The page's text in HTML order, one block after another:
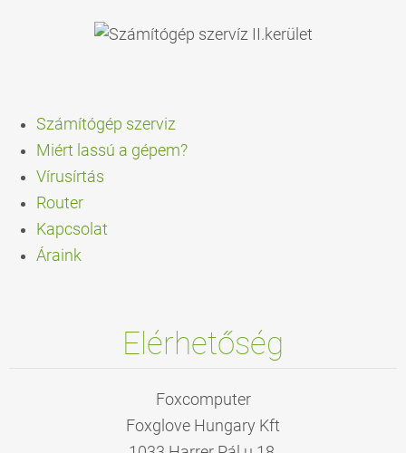
Számítógép szerviz
Miért lassú a gépem?
Vírusírtás
Router
Kapcsolat
Áraink
Elérhetőség
Foxcomputer
Foxglove Hungary Kft